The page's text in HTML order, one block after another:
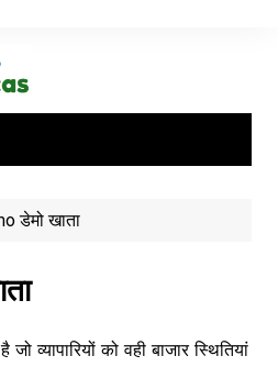
डेमो खाता
व्यापारियों को वही बाजार स्थितियां